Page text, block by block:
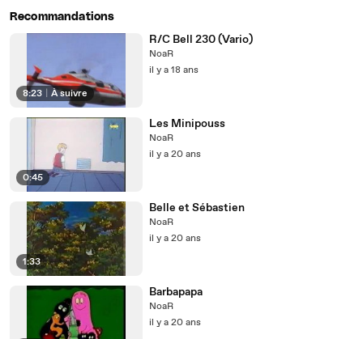
Recommandations
8:23 À suivre
R/C Bell 230 (Vario)
NoaR
il y a 18 ans
0:45
Les Minipouss
NoaR
il y a 20 ans
1:33
Belle et Sébastien
NoaR
il y a 20 ans
Barbapapa
NoaR
il y a 20 ans